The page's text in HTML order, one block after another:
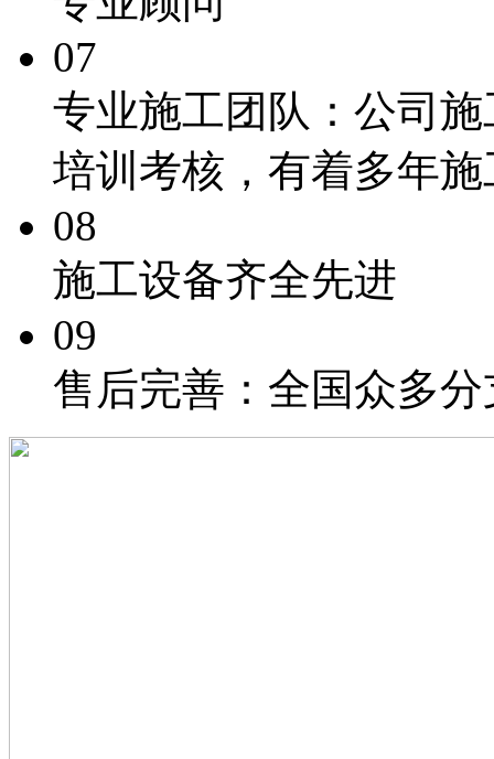
07
专业施工团队： 公司
培训考核，有着多年
08
施工设备齐全先进
09
售后完善： 全国众多